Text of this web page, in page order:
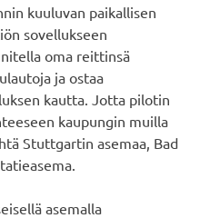
kuuluvan paikallisen
sovellukseen
oma reittinsä
ja ostaa
kautta. Jotta pilotin
kaupungin muilla
Stuttgartin asemaa, Bad
asemalla